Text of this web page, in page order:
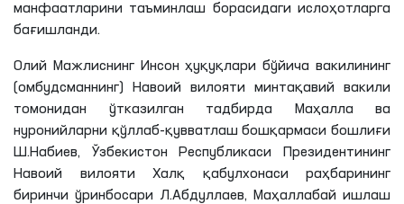
манфаатларини таъминлаш борасидаги ислоҳотларга
бағишланди.
Олий Мажлиснинг Инсон ҳуқуқлари бўйича вакилининг
(омбудсманнинг) Навоий вилояти минтақавий вакили
томонидан ўтказилган тадбирда Маҳалла ва
нуронийларни қўллаб-қувватлаш бошқармаси бошлиғи
Ш.Набиев, Ўзбекистон Республикаси Президентининг
Навоий вилояти Халқ қабулхонаси раҳбарининг
биринчи ўринбосари Л.Абдуллаев, Маҳаллабай ишлаш